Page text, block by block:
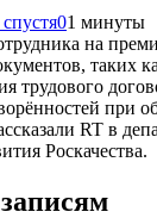
01 минуты
на
таких
трудового
при
RT в
Роскачества.